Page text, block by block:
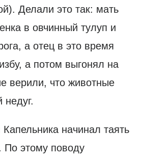
Делали это так: мать
в овчинный тулуп и
а отец в это время
а потом выгонял на
верили, что животные
недуг.
начинал таять
По этому поводу